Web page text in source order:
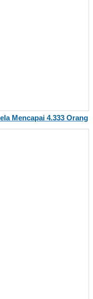
Mencapai 4.333 Orang